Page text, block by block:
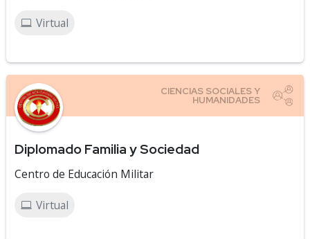
Virtual
Diplomado Familia y Sociedad
Centro de Educación Militar
Virtual